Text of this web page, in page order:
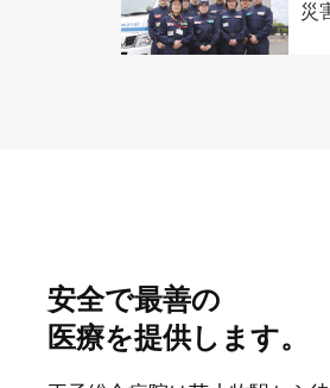
災
安全で最善の
医療を提供します。